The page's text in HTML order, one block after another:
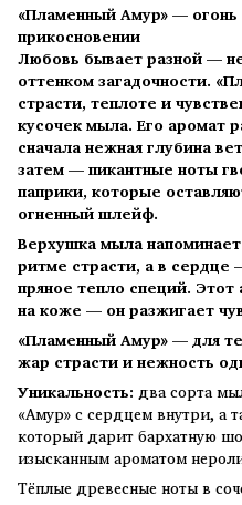
«Пламенный Амур» —
прикосновении
Любовь бывает разной —
оттенком загадочности.
страсти, теплоте и
кусочек мыла. Его аромат
сначала нежная глубина
затем — пикантные ноты
паприки, которые
огненный шлейф.
Верхушка мыла
ритме страсти, а в
пряное тепло специй. Этот
на коже — он разжигает
«Пламенный Амур» — для
жар страсти и нежность
Уникальность: два сорта
«Амур» с сердцем внутри, а
который дарит бархатную
изысканным ароматом
Тёплые древесные ноты в